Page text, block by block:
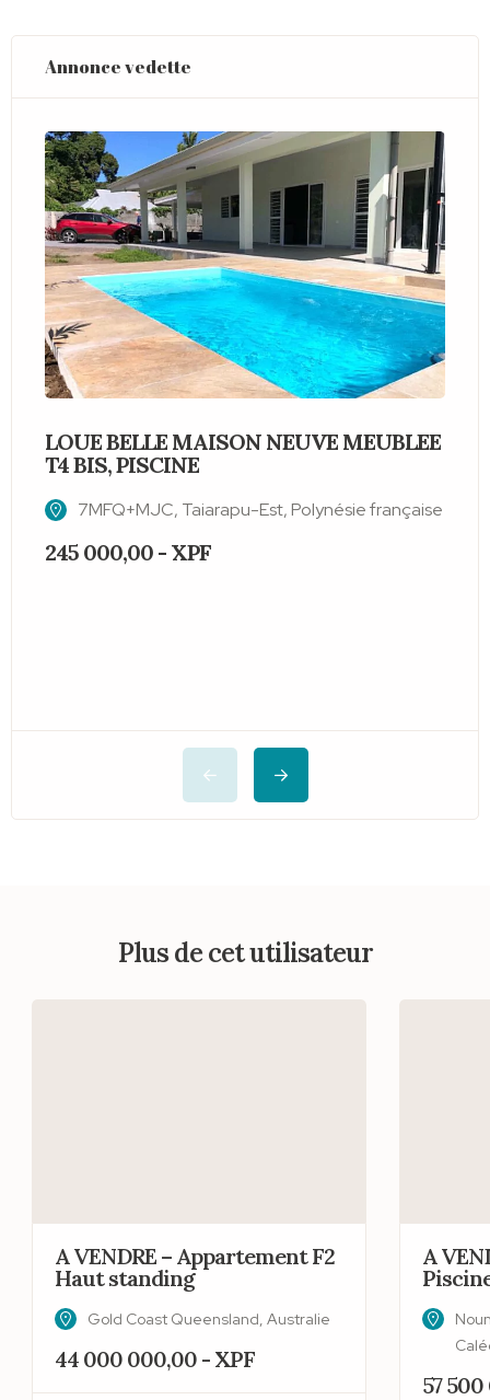
Annonce vedette
LOUE BELLE MAISON NEUVE MEUBLEE
T4 BIS, PISCINE
7MFQ+MJC, Taiarapu-Est, Polynésie française
245 000,00 - XPF
Plus de cet utilisateur
A VENDRE – Appartement F2
Haut standing
Gold Coast Queensland, Australie
44 000 000,00 - XPF
A
57